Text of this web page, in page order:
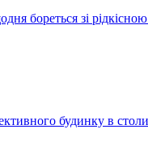
бореться зі
будинку в